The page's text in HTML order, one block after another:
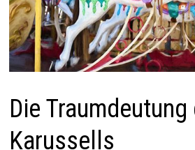
Die Traumdeutung
Karussells